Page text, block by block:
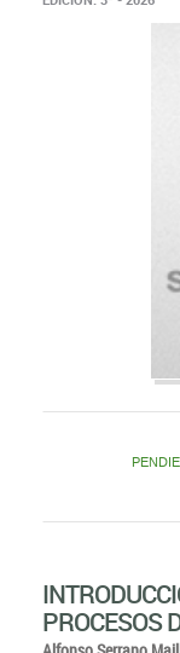
PROCESOS
Alfonso Serrano